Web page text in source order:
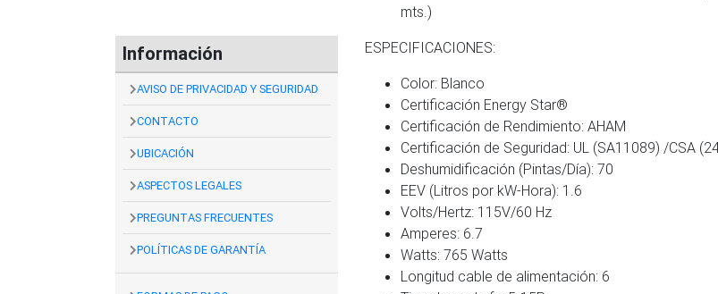
Información
AVISO DE PRIVACIDAD Y SEGURIDAD
CONTACTO
UBICACIÓN
ASPECTOS LEGALES
PREGUNTAS FRECUENTES
POLÍTICAS DE GARANTÍA
mts.)
ESPECIFICACIONES:
Color: Blanco
Certificación Energy Star®
Certificación de Rendimiento: AHAM
Certificación de Seguridad: UL (SA11089) /CSA
Deshumidificación (Pintas/Día): 70
EEV (Litros por kW-Hora): 1.6
Volts/Hertz: 115V/60 Hz
Amperes: 6.7
Watts: 765 Watts
Longitud cable de alimentación: 6